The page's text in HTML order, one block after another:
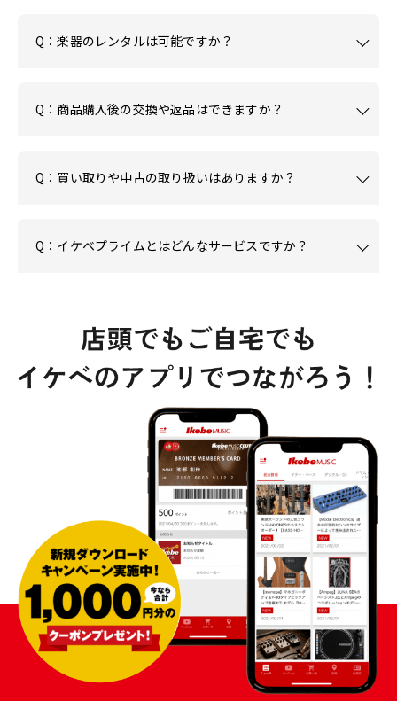
Q：楽器のレンタルは可能ですか？
Q：商品購入後の交換や返品はできますか？
Q：買い取りや中古の取り扱いはありますか？
Q：イケベプライムとはどんなサービスですか？